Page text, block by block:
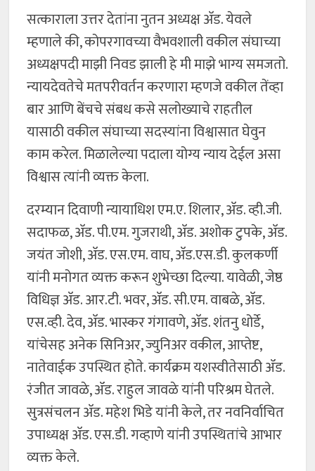
सत्काराला उत्तर देतांना नुतन अध्यक्ष अ‍ॅड. येवले
म्हणाले की, कोपरगावच्या वैभवशाली वकील संघाच्या
अध्यक्षपदी माझी निवड झाली हे मी माझे भाग्य समजतो.
न्यायदेवतेचे मतपरीवर्तन करणारा म्हणजे वकील तेंव्हा
बार आणि बेंचचे संबध कसे सलोख्याचे राहतील
यासाठी वकील संघाच्या सदस्यांना विश्वासात घेवुन
काम करेल. मिळालेल्या पदाला योग्य न्याय देईल असा
विश्वास त्यांनी व्यक्त केला.
दरम्यान दिवाणी न्यायाधिश एम.ए. शिलार, अ‍ॅड. व्ही.जी.
सदाफळ, अ‍ॅड. पी.एम. गुजराथी, अ‍ॅड. अशोक टुपके, अ‍ॅड.
जयंत जोशी, अ‍ॅड. एस.एम. वाघ, अ‍ॅड.एस.डी. कुलकर्णी
यांनी मनोगत व्यक्त करून शुभेच्छा दिल्या. यावेळी, जेष्ठ
विधिज्ञ अ‍ॅड. आर.टी. भवर, अ‍ॅड. सी.एम. वाबळे, अ‍ॅड.
एस.व्ही. देव, अ‍ॅड. भास्कर गंगावणे, अ‍ॅड. शंतनु धोर्डे,
यांचेसह अनेक सिनिअर, ज्युनिअर वकील, आप्तेष्ट,
नातेवाईक उपस्थित होते. कार्यक्रम यशस्वीतेसाठी ॲड.
रंजीत जावळे, ॲड. राहुल जावळे यांनी परिश्रम घेतले.
सुत्रसंचलन अ‍ॅड. महेश भिडे यांनी केले, तर नवनिर्वाचित
उपाध्यक्ष अ‍ॅड. एस.डी. गव्हाणे यांनी उपस्थितांचे आभार
व्यक्त केले.